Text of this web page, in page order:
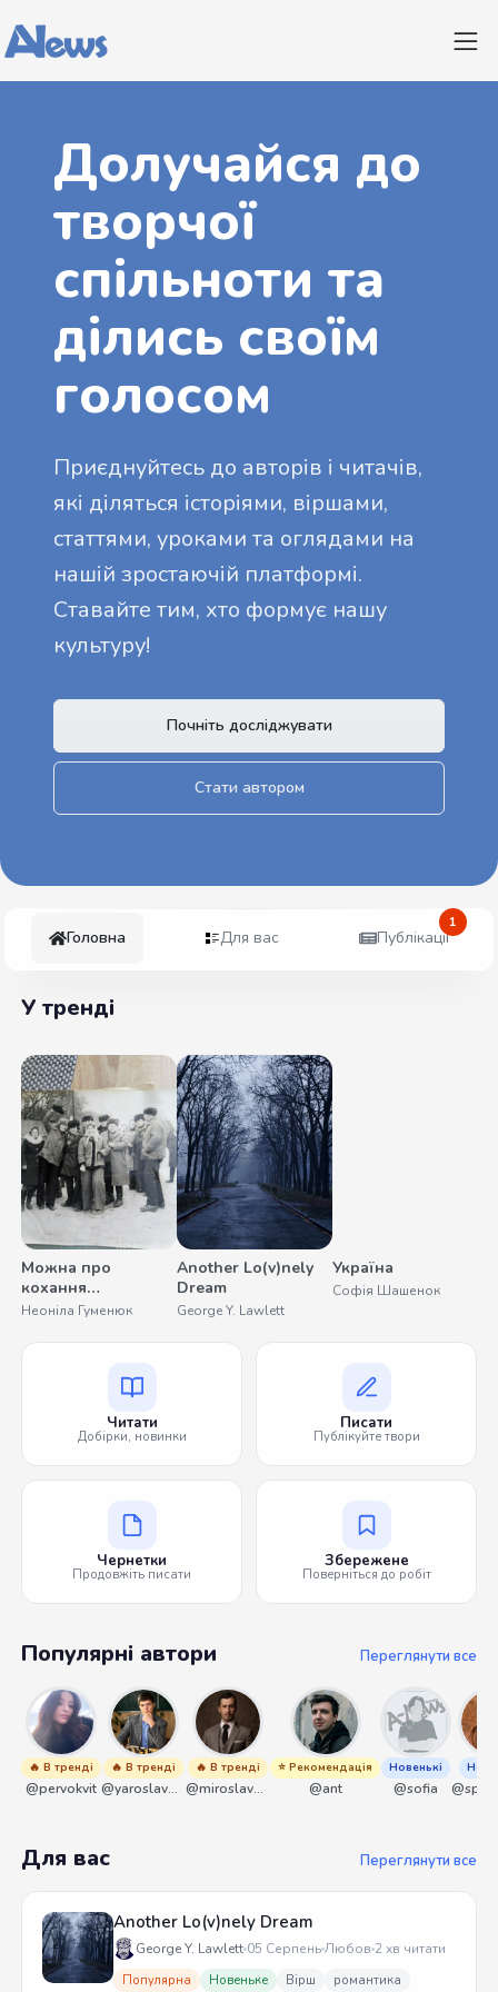
Долучайся до
творчої
спільноти та
ділись своїм
голосом
Приєднуйтесь до авторів і читачів,
які діляться історіями, віршами,
статтями, уроками та оглядами на
нашій зростаючій платформі.
Ставайте тим, хто формує нашу
культуру!
Почніть досліджувати
Стати автором
Головна Для вас Публікації
1
У тренді
Можна про
кохання
помовчати
Неоніла Гуменюк
Another Lo(v)nely
Dream
George Y. Lawlett
Україна
Софія Шашенок
Читати
Добірки, новинки
Писати
Публікуйте твори
Чернетки
Продовжіть писати
Збережене
Поверніться до робіт
Популярні автори Переглянути все
🔥 В тренді
@pervokvit
🔥 В тренді
@yaroslavbrunko
🔥 В тренді
@miroslavmaniyk
⭐ Рекомендація
@ant
Новенькі
@sofia
Для вас Переглянути все
Another Lo(v)nely Dream
George Y. Lawlett 05 СерпеньЛюбов 2 хв читати
Популярна Новеньке Вірш романтика